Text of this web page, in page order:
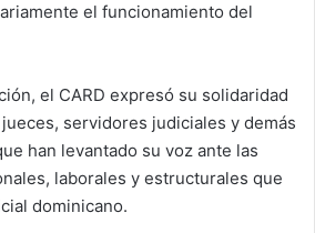
el funcionamiento del
el CARD expresó su solidaridad
servidores judiciales y demás
han levantado su voz ante las
laborales y estructurales que
dominicano.